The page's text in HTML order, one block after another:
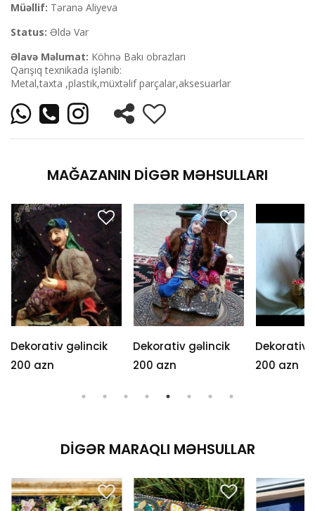
Müəllif: Təranə Aliyeva
Status: Əldə Var
Əlavə Məlumat: Köhnə Bakı obrazları
Qarışıq texnikada işlənib:
Metal,taxta ,plastik,müxtəlif parçalar,aksesuarlar
MAĞAZANIN DIGƏR MƏHSULLARI
Dekorativ gəlincik
200 azn
Dekorativ gəlincik
200 azn
Dekorativ
200 azn
DIGƏR MARAQLI MƏHSULLAR